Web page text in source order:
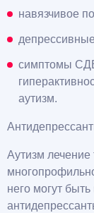
навязчивое
симптомы
аутизм.
Аутизм лечение
него могут